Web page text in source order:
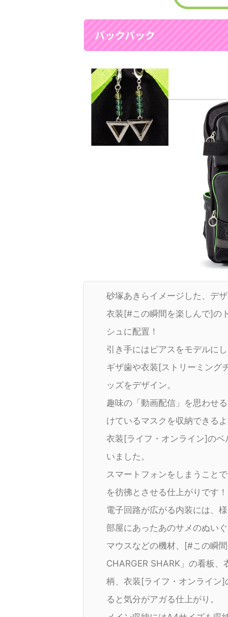
バックパック
砂塚あきらイメージした、デ
衣装[#この瞬間を楽しんで]の
シュに配置！
引き手にはピアスをモデルに
ギザ歯や衣装[ストリーミング
ッズをデザイン。
趣味の「動画配信」を思わせ
けているマスクを収納できる
衣装[ライフ・オンライン]の
いました。
スマートフォンをしまうこと
を彷彿とさせる仕上がりです！
電子回路が広がる内装には、
部屋にあったあのサメのぬい
マウスなどの機材、[#この瞬
CHARGER SHARK」の看板
柄、衣装[ライフ・オンライン
ると気分がアガる仕上がり。